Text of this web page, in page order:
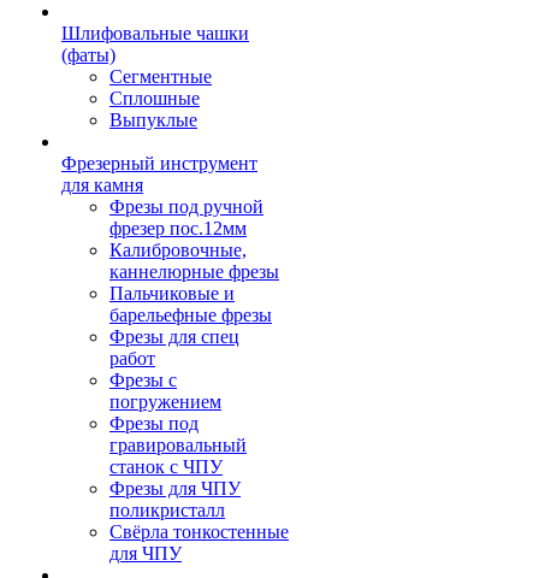
Шлифовальные чашки
(фаты)
Сегментные
Сплошные
Выпуклые
Фрезерный инструмент
для камня
Фрезы под ручной
фрезер пос.12мм
Калибровочные,
каннелюрные фрезы
Пальчиковые и
барельефные фрезы
Фрезы для спец
работ
Фрезы с
погружением
Фрезы под
гравировальный
станок с ЧПУ
Фрезы для ЧПУ
поликристалл
Свёрла тонкостенные
для ЧПУ